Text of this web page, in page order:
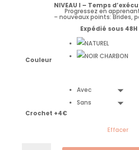
NIVEAU I – Temps
Progressez en
– nouveaux points: Brides,
Expédié sous 48H
Couleur
Crochet +4€
Avec
Sans
Effacer